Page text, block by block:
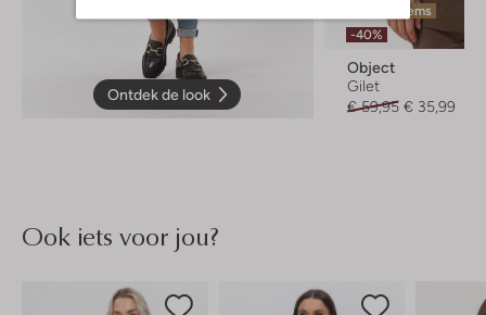
Ontdek de look
Laatste items
-40%
Object
Gilet
€ 59,95 € 35,99
Ook iets voor jou?